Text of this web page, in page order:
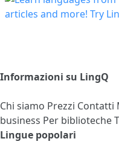
Informazioni su LingQ
Chi siamo Prezzi Contatti
business Per biblioteche
Lingue popolari